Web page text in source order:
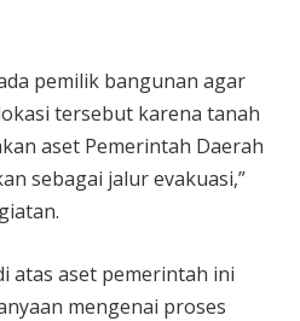
pemilik bangunan agar
tersebut karena tanah
aset Pemerintah Daerah
sebagai jalur evakuasi,”
atas aset pemerintah ini
mengenai proses